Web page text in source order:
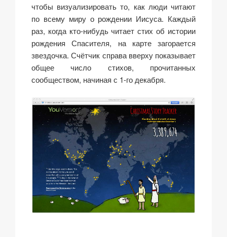
чтобы визуализировать то, как люди читают
по всему миру о рождении Иисуса. Каждый
раз, когда кто-нибудь читает стих об истории
рождения Спасителя, на карте загорается
звездочка. Счётчик справа вверху показывает
общее число стихов, прочитанных
сообществом, начиная с 1-го декабря.